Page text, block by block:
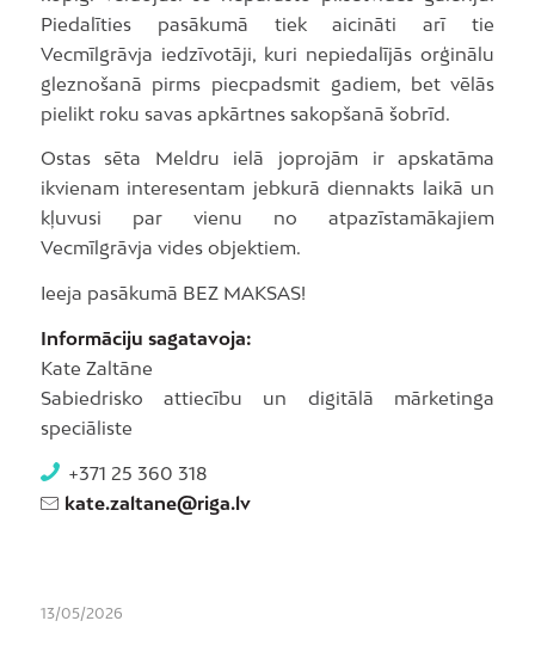
Piedalīties pasākumā tiek aicināti arī tie
Vecmīlgrāvja iedzīvotāji, kuri nepiedalījās orģinālu
gleznošanā pirms piecpadsmit gadiem, bet vēlās
pielikt roku savas apkārtnes sakopšanā šobrīd.
Ostas sēta Meldru ielā joprojām ir apskatāma
ikvienam interesentam jebkurā diennakts laikā un
kļuvusi par vienu no atpazīstamākajiem
Vecmīlgrāvja vides objektiem.
Ieeja pasākumā BEZ MAKSAS!
Informāciju sagatavoja:
Kate Zaltāne
Sabiedrisko attiecību un digitālā mārketinga
speciāliste
+371 25 360 318
kate.zaltane@riga.lv
13/05/2026